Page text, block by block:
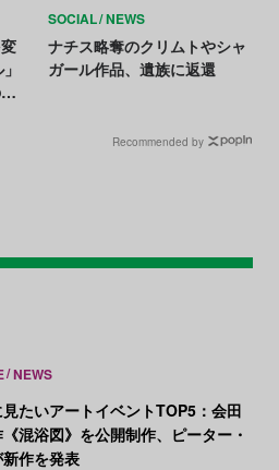
SOCIAL NEWS
ナチス略奪のクリムトやシャ
ガール作品、遺族に返還
Recommended by
NEWS
たいアートイベントTOP5：会田
混浴図》を公開制作、ピーター・
作を発表